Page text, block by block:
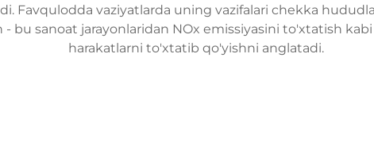
Favqulodda vaziyatlarda uning vazifalari chekka
bu sanoat jarayonlaridan NOx emissiyasini to'xtatish
harakatlarni to'xtatib qo'yishni anglatadi.